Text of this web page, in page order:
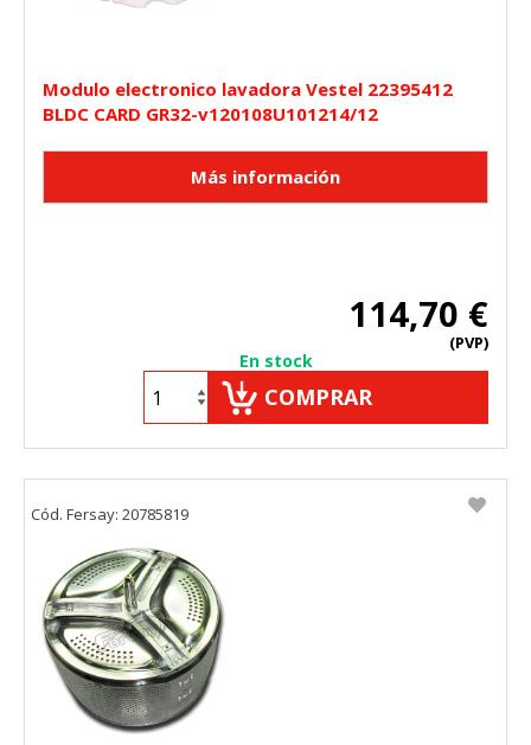
Modulo electronico lavadora Vestel 22395412
BLDC CARD GR32-v120108U101214/12
114,70 €
(PVP)
En stock
COMPRAR
Cód. Fersay: 20785819